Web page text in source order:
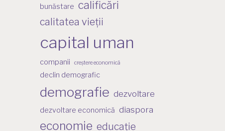
bunăstare calificări
calitatea vieții
capital uman
companii creștere economică
declin demografic
demografie dezvoltare
dezvoltare economică diaspora
economie educație